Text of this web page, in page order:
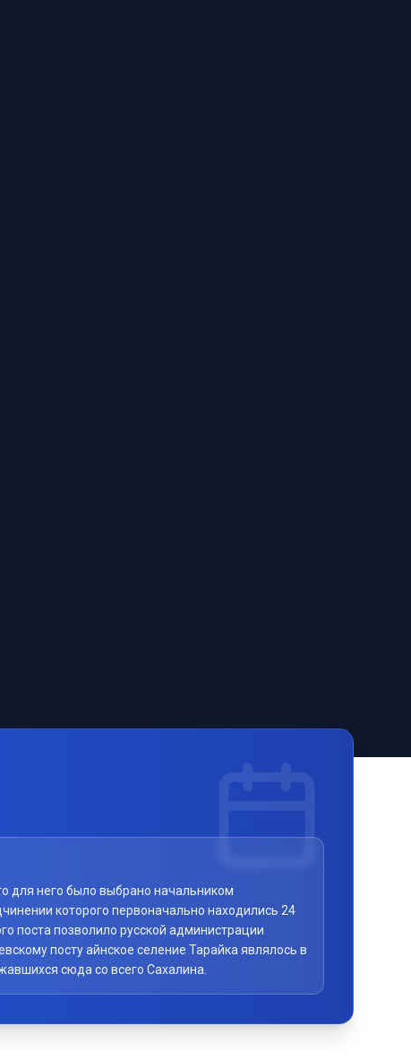
для него было выбрано начальником
которого первоначально находились 24
поста позволило русской администрации
посту айнское селение Тарайка являлось в
сюда со всего Сахалина.